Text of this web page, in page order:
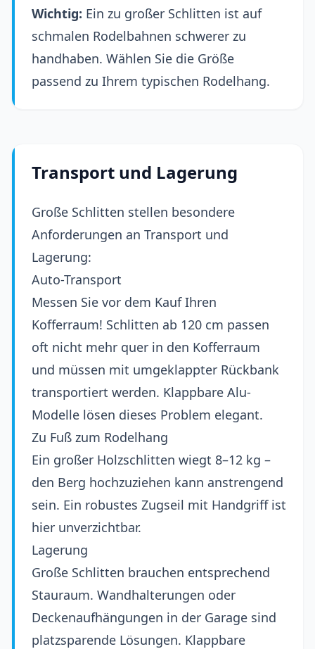
Wichtig: Ein zu großer Schlitten ist auf
schmalen Rodelbahnen schwerer zu
handhaben. Wählen Sie die Größe
passend zu Ihrem typischen Rodelhang.
Transport und Lagerung
Große Schlitten stellen besondere
Anforderungen an Transport und
Lagerung:
Auto-Transport
Messen Sie vor dem Kauf Ihren
Kofferraum! Schlitten ab 120 cm passen
oft nicht mehr quer in den Kofferraum
und müssen mit umgeklappter Rückbank
transportiert werden. Klappbare Alu-
Modelle lösen dieses Problem elegant.
Zu Fuß zum Rodelhang
Ein großer Holzschlitten wiegt 8–12 kg –
den Berg hochzuziehen kann anstrengend
sein. Ein robustes Zugseil mit Handgriff ist
hier unverzichtbar.
Lagerung
Große Schlitten brauchen entsprechend
Stauraum. Wandhalterungen oder
Deckenaufhängungen in der Garage sind
platzsparende Lösungen. Klappbare